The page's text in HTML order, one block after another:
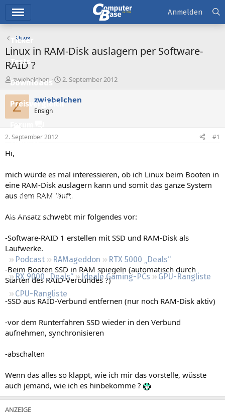
Ticker
Tests
Downloads
Preisvergleich
Forum
Aktuelles
Neue Beiträge
Neueste Aktivitäten
Leserartikel
Podcast RAMageddon
RTX 5000 „Deals“
RX 9000 „Deals“
Ideale Gaming-PCs
GPU-Rangliste
CPU-Rangliste
Anmelden
Linux
Linux in RAM-Disk auslagern per Software-
RAID ?
E
r
s
t
l
e
zwiebelchen
E
s
t
2. September 2012
Z zwiebelchen
Ensign
2. September 2012 #1
Hi,
mich würde es mal interessieren, ob ich Linux beim Booten in
eine RAM-Disk auslagern kann und somit das ganze System
aus dem RAM läuft.
Als Ansatz schwebt mir folgendes vor:
-Software-RAID 1 erstellen mit SSD und RAM-Disk als
Laufwerke.
-Beim Booten SSD in RAM spiegeln (automatisch durch
Starten des RAID-Verbundes ?)
-SSD aus RAID-Verbund entfernen (nur noch RAM-Disk aktiv)
-vor dem Runterfahren SSD wieder in den Verbund
aufnehmen, synchronisieren
-abschalten
Wenn das alles so klappt, wie ich mir das vorstelle, wüsste
auch jemand, wie ich es hinbekomme ?